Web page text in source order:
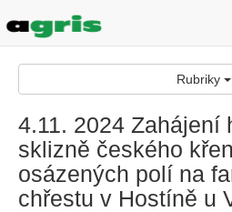
Rubriky
4.11. 2024 Zahájení
sklizně českého
osázených polí na
chřestu v Hostíně u